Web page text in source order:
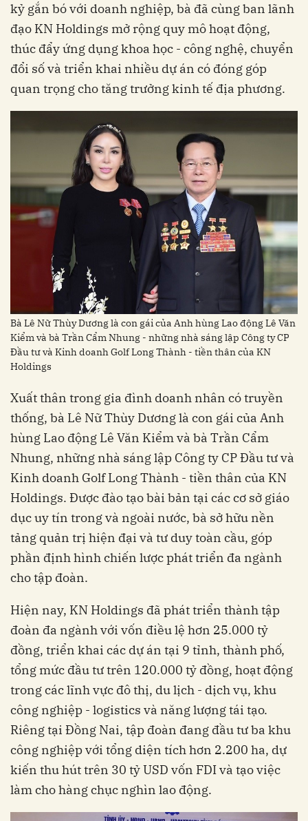
kỷ gắn bó với doanh nghiệp, bà đã cùng ban lãnh
đạo KN Holdings mở rộng quy mô hoạt động,
thúc đẩy ứng dụng khoa học - công nghệ, chuyển
đổi số và triển khai nhiều dự án có đóng góp
quan trọng cho tăng trưởng kinh tế địa phương.
Bà Lê Nữ Thùy Dương là con gái của Anh hùng Lao động Lê Văn
Kiểm và bà Trần Cẩm Nhung - những nhà sáng lập Công ty CP
Đầu tư và Kinh doanh Golf Long Thành - tiền thân của KN
Holdings
Xuất thân trong gia đình doanh nhân có truyền
thống, bà Lê Nữ Thùy Dương là con gái của Anh
hùng Lao động Lê Văn Kiểm và bà Trần Cẩm
Nhung, những nhà sáng lập Công ty CP Đầu tư và
Kinh doanh Golf Long Thành - tiền thân của KN
Holdings. Được đào tạo bài bản tại các cơ sở giáo
dục uy tín trong và ngoài nước, bà sở hữu nền
tảng quản trị hiện đại và tư duy toàn cầu, góp
phần định hình chiến lược phát triển đa ngành
cho tập đoàn.
Hiện nay, KN Holdings đã phát triển thành tập
đoàn đa ngành với vốn điều lệ hơn 25.000 tỷ
đồng, triển khai các dự án tại 9 tỉnh, thành phố,
tổng mức đầu tư trên 120.000 tỷ đồng, hoạt động
trong các lĩnh vực đô thị, du lịch - dịch vụ, khu
công nghiệp - logistics và năng lượng tái tạo.
Riêng tại Đồng Nai, tập đoàn đang đầu tư ba khu
công nghiệp với tổng diện tích hơn 2.200 ha, dự
kiến thu hút trên 30 tỷ USD vốn FDI và tạo việc
làm cho hàng chục nghìn lao động.